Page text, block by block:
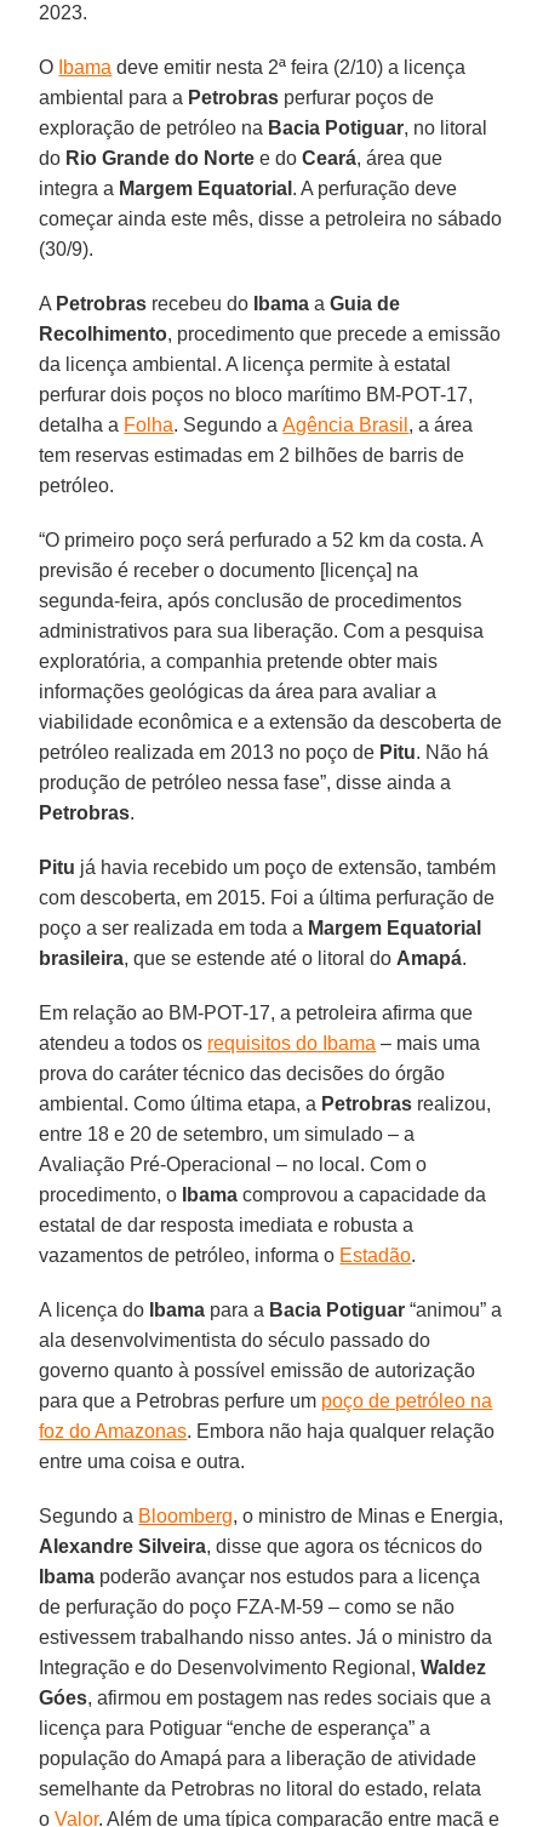
2023.
O Ibama deve emitir nesta 2ª feira (2/10) a licença
ambiental para a Petrobras perfurar poços de
exploração de petróleo na Bacia Potiguar, no litoral
do Rio Grande do Norte e doCeará, área que
integra a Margem Equatorial . A perfuração deve
começar ainda este mês, disse a petroleira no sábado
(30/9).
A Petrobras recebeu do IbamaaGuia de
Recolhimento, procedimento que precede a emissão
da licença ambiental. A licença permite à estatal
perfurar dois poços no bloco marítimo BM-POT-17,
detalha a Folha. Segundo aAgência Brasil , a área
tem reservas estimadas em 2 bilhões de barris de
petróleo.
“O primeiro poço será perfurado a 52 km da costa. A
previsão é receber o documento [licença] na
segunda-feira, após conclusão de procedimentos
administrativos para sua liberação. Com a pesquisa
exploratória, a companhia pretende obter mais
informações geológicas da área para avaliar a
viabilidade econômica e a extensão da descoberta de
petróleo realizada em 2013 no poço de Pitu. Não há
produção de petróleo nessa fase”, disse ainda a
Petrobras.
Pitu já havia recebido um poço de extensão, também
com descoberta, em 2015. Foi a última perfuração de
poço a ser realizada em toda a Margem Equatorial
brasileira, que se estende até o litoral do Amapá.
Em relação ao BM-POT-17, a petroleira afirma que
atendeu a todos os requisitos do Ibama – mais uma
prova do caráter técnico das decisões do órgão
ambiental. Como última etapa, a Petrobras realizou,
entre 18 e 20 de setembro, um simulado – a
Avaliação Pré-Operacional – no local. Com o
procedimento, o
Ibama comprovou a capacidade da
estatal de dar resposta imediata e robusta a
vazamentos de petróleo, informa o Estadão.
A licença do Ibama para a Bacia Potiguar “animou” a
ala desenvolvimentista do século passado do
governo quanto à possível emissão de autorização
para que a Petrobras perfure um poço de petróleo na
foz do Amazonas. Embora não haja qualquer relação
entre uma coisa e outra.
Segundo a Bloomberg, o ministro de Minas e Energia,
Alexandre Silveira, disse que agora os técnicos do
Ibama poderão avançar nos estudos para a licença
de perfuração do poço FZA-M-59 – como se não
estivessem trabalhando nisso antes. Já o ministro da
Integração e do Desenvolvimento Regional,Waldez
Góes, afirmou em postagem nas redes sociais que a
licença para Potiguar “enche de esperança” a
população do Amapá para a liberação de atividade
semelhante da Petrobras no litoral do estado, relata
oValor. Além de uma típica comparação entre maçã e